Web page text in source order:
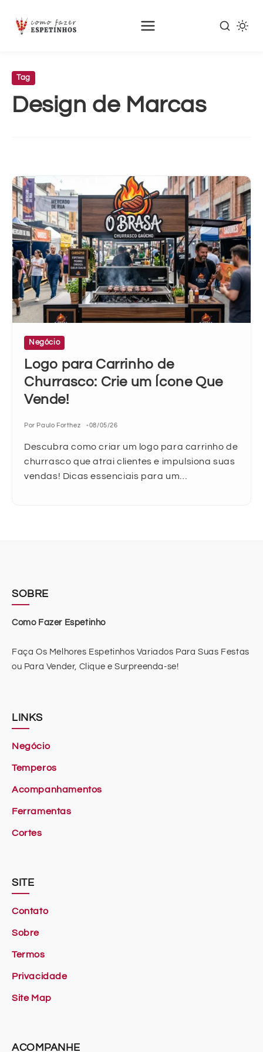
para
conteúdo
Tag
Design de Marcas
Negócio
Logo para Carrinho de
Churrasco: Crie um Ícone Que
Vende!
Por Paulo Forthez 08/05/26
Descubra como criar um logo para carrinho de
churrasco que atrai clientes e impulsiona suas
vendas! Dicas essenciais para um…
SOBRE
Como Fazer Espetinho
Faça Os Melhores Espetinhos Variados Para Suas Festas
ou Para Vender, Clique e Surpreenda-se!
LINKS
Negócio
Temperos
Acompanhamentos
Ferramentas
Cortes
SITE
Contato
Sobre
Termos
Privacidade
Site Map
ACOMPANHE